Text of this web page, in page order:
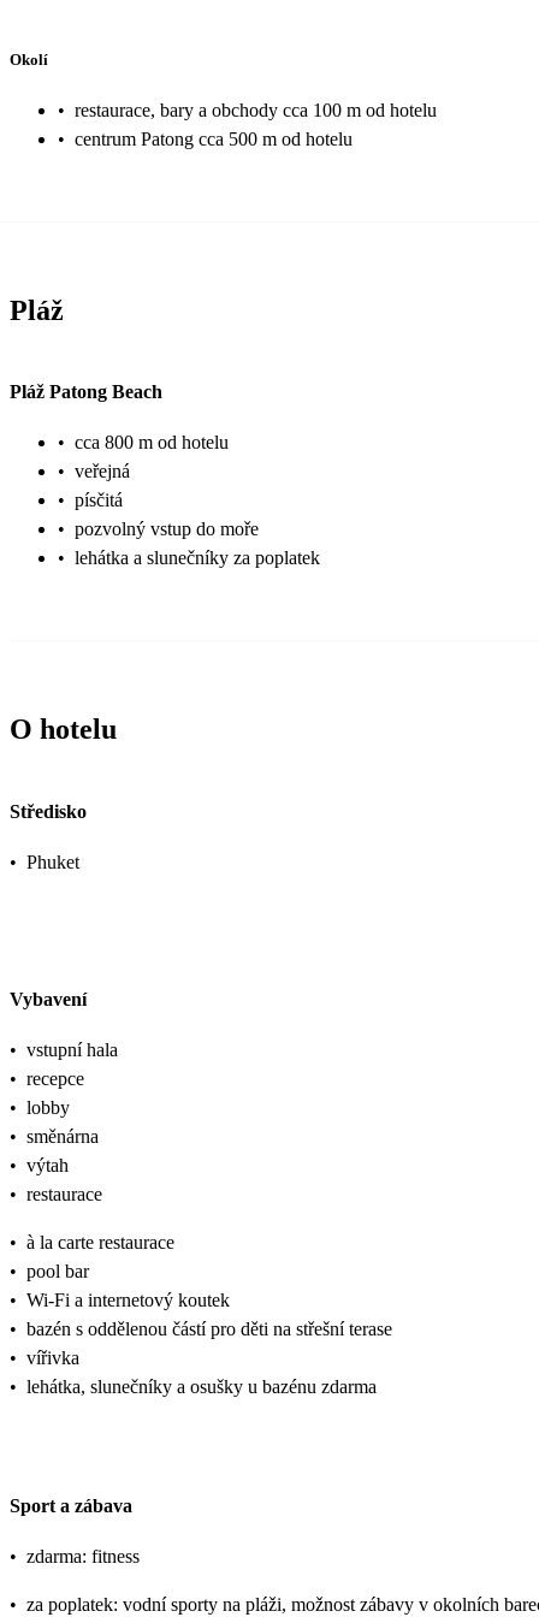
KARTU A POTVRZENÍ O ZAPLACENÍ KAUCE
ODJEZDEM. RECEPČNÍ ZKONTROLUJE MINIBAR A
CHODCI + MOTORKY S AUTAMA ! V OBCHODECH 7 ELEVEN OTEVŘENO I V
SENDVÍČ, KTERÝ NA POŽÁDÁNÍ OHŘEJOU. PRO
ASI 10 BATHŮ. POKUD VE MĚSTĚ U BARU NEBO
UVIDÍTE VELKÝ ZVON, TAK V ŽÁDNÝM ! PŘÍPADĚ
DOVOLENÁ UTEČE A PENÍZE Z PENĚŽENKY JEŠTĚ
SMĚNÁRNÁCH BEROU DOLARY A EURA. U DOLARŮ
HODNOTY BANKOVKY.
Okolí
• restaurace, bary a obchody cca 100 m od hotelu
• centrum Patong cca 500 m od hotelu
Pláž
Pláž Patong Beach
• cca 800 m od hotelu
• veřejná
• písčitá
• pozvolný vstup do moře
• lehátka a slunečníky za poplatek
O hotelu
Středisko
• Phuket
Vybavení
• vstupní hala
• recepce
• lobby
• směnárna
• výtah
• restaurace
• à la carte restaurace
• pool bar
• Wi-Fi a internetový koutek
• bazén s oddělenou částí pro děti na střešní terase
• vířivka
• lehátka, slunečníky a osušky u bazénu zdarma
Sport a zábava
• zdarma: fitness
• za poplatek: vodní sporty na pláži, možnost zábavy v okolních